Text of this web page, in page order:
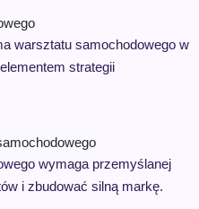
warsztatu samochodowego w
strategii
wymaga przemyślanej
i zbudować silną markę.